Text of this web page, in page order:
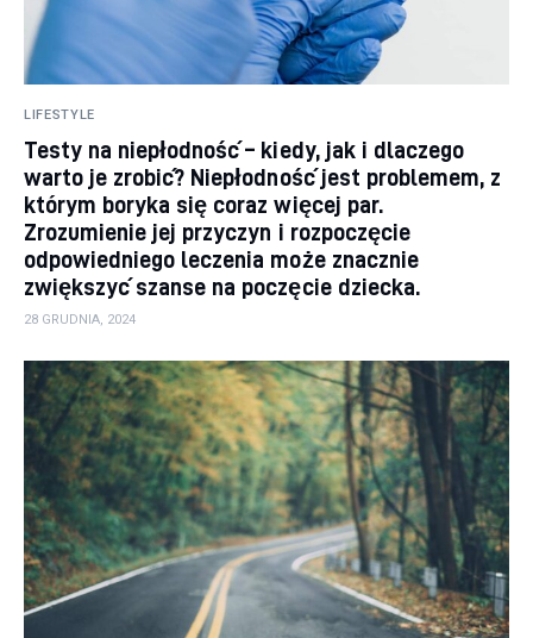
LIFESTYLE
Testy na niepłodność – kiedy, jak i dlaczego
warto je zrobić? Niepłodność jest problemem, z
którym boryka się coraz więcej par.
Zrozumienie jej przyczyn i rozpoczęcie
odpowiedniego leczenia może znacznie
zwiększyć szanse na poczęcie dziecka.
28 GRUDNIA, 2024